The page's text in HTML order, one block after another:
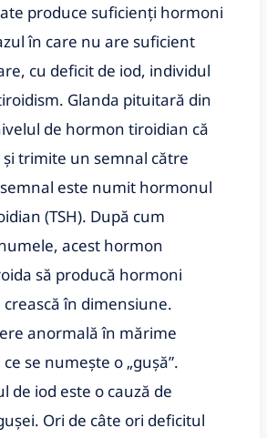
produce suficienți hormoni
în care nu are suficient
cu deficit de iod, individul
Glanda pituitară din
de hormon tiroidian că
și trimite un semnal către
este numit hormonul
(TSH). După cum
acest hormon
să producă hormoni
în dimensiune.
anormală în mărime
se numește o „gușă”.
de iod este o cauză de
Ori de câte ori deficitul